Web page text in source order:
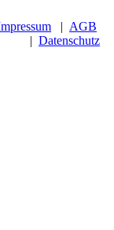
| AGB
| Datenschutz